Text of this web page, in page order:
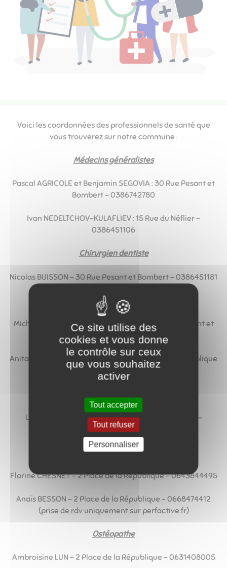
Voici les coordonnées des professionnels de santé que
vous trouverez sur notre commune :
Médecins généralistes
Pascal AGRICOLE et Benjamin SEGOVIA : 30 Rue Pesant et
Bombert - 0386742780
Ivan NEDELTCHOV-KULAFLIEV : 15 Rue du Néflier -
0386451106
Chirurgien dentiste
Nicolas BUISSON - 30 Rue Pesant et Bombert - 0386451181
Infirmier(e)s à domicile
Michel CORBIN et Aurélie LAMBRECHT - 30 Rue Pesant et
Bombert - 0386451838
Anita LAISNE et Karine LECOEUR - 2 Place de la République
- 0386451187
Laurence BOUTEILLER - 2 Place de la République -
0682160826
Orthophoniste
Florine CHESNET - 2 Place de la République - 0643844495
Anaïs BESSON - 2 Place de la République - 0668474412
(prise de rdv uniquement sur perfactive.fr)
Ostéopathe
Ambroisine LUN - 2 Place de la République - 0631408005
Ce site utilise des
cookies et vous donne
le contrôle sur ceux
que vous souhaitez
activer
Tout accepter
Tout refuser
Personnaliser